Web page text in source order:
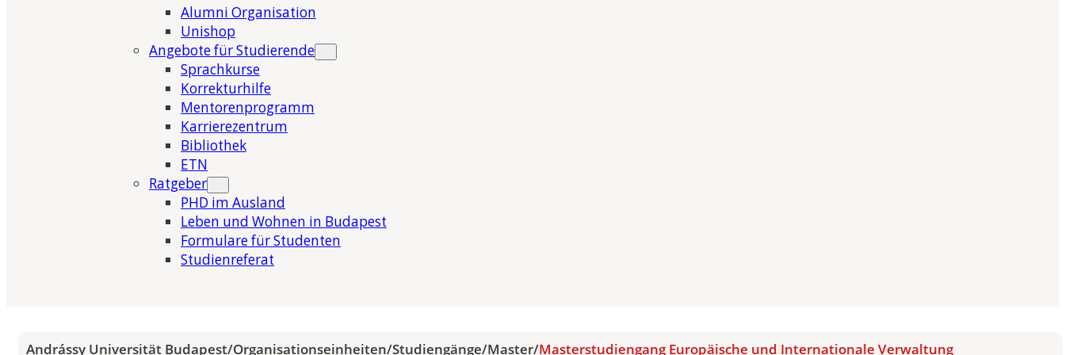
Alumni Organisation
Unishop
Angebote für Studierende
Sprachkurse
Korrekturhilfe
Mentorenprogramm
Karrierezentrum
Bibliothek
ETN
Ratgeber
PHD im Ausland
Leben und Wohnen in Budapest
Formulare für Studenten
Studienreferat
Andrássy Universität Budapest/Organisationseinheiten/Studiengänge/Master/Masterstudiengang Europäische und Internationale Verwaltung